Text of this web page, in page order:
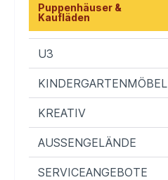
Puppenhäuser &
Kaufläden
U3
KINDERGARTENMÖBEL
KREATIV
AUSSENGELÄNDE
SERVICEANGEBOTE